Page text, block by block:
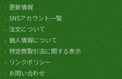
更新情報
SNSアカウント一覧
注文について
個人情報について
特定商取引法に関する表示
リンクポリシー
お問い合わせ